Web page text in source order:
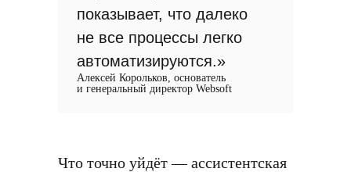
показывает, что далеко
не все процессы легко
автоматизируются.»
Алексей Корольков, основатель
и генеральный директор Websoft
Что точно уйдёт — ассистентская